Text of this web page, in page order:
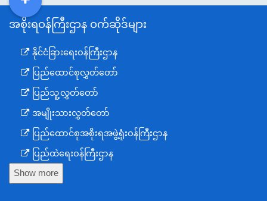
အစိုးရဝန်ကြီးဌာန ဝက်ဆိုဒ်များ
နိုင်ငံခြားရေးဝန်ကြီးဌာန
ပြည်ထောင်စုလွှတ်တော်
ပြည်သူ့လွှတ်တော်
အမျိုးသားလွှတ်တော်
ပြည်ထောင်စုအစိုးရအဖွဲ့ရုံးဝန်ကြီးဌာန
ပြည်ထဲရေးဝန်ကြီးဌာန
ကာကွယ်ရေးဝန်ကြီးဌာန
Show more